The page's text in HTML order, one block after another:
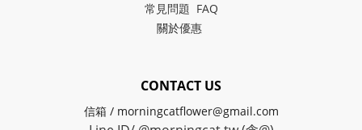
常見問題 FAQ
關於優惠
CONTACT US
信箱 / morningcatflower@gmail.com